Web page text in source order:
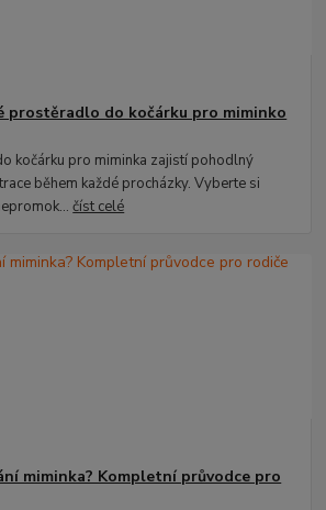
prostěradlo do kočárku pro miminko
kočárku pro miminka zajistí pohodlný
během každé procházky. Vyberte si
číst celé
miminka? Kompletní průvodce pro